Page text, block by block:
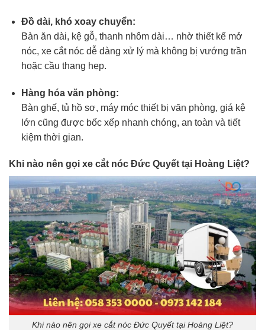
Đồ dài, khó xoay chuyển:
Bàn ăn dài, kệ gỗ, thanh nhôm dài… nhờ thiết kế mở
nóc, xe cắt nóc dễ dàng xử lý mà không bị vướng trần
hoặc cầu thang hẹp.
Hàng hóa văn phòng:
Bàn ghế, tủ hồ sơ, máy móc thiết bị văn phòng, giá kệ
lớn cũng được bốc xếp nhanh chóng, an toàn và tiết
kiệm thời gian.
Khi nào nên gọi xe cắt nóc Đức Quyết tại Hoàng Liệt?
Khi nào nên gọi xe cắt nóc Đức Quyết tại Hoàng Liệt?